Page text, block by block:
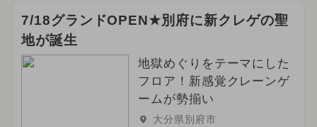
7/18グランドOPEN★別府に新クレゲの聖
地が誕生
地獄めぐりをテーマにした
フロア！新感覚クレーンゲ
ームが勢揃い
大分県別府市